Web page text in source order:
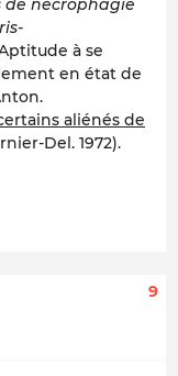
de nécrophagie
à se
en état de
aliénés de
Del. 1972).
9